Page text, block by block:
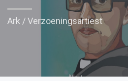
Ark /Verzoeningsartiest